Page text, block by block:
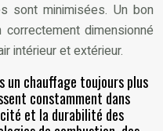
sont minimisées. Un bon
correctement dimensionné
intérieur et extérieur.
un chauffage toujours plus
constamment dans
et la durabilité des